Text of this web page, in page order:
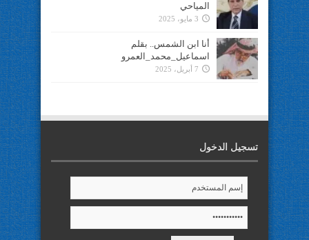
المياحي
3 مايو، 2025
أنا ابن الشمس.. بقلم
اسماعيل_محمد_العمرو
7 أبريل، 2025
تسجيل الدخول